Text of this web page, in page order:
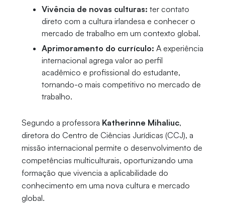
Vivência de novas culturas: ter contato
direto com a cultura irlandesa e conhecer o
mercado de trabalho em um contexto global.
Aprimoramento do currículo: A experiência
internacional agrega valor ao perfil
acadêmico e profissional do estudante,
tornando-o mais competitivo no mercado de
trabalho.
Segundo a professora Katherinne Mihaliuc,
diretora do Centro de Ciências Jurídicas (CCJ), a
missão internacional permite o desenvolvimento de
competências multiculturais, oportunizando uma
formação que vivencia a aplicabilidade do
conhecimento em uma nova cultura e mercado
global.